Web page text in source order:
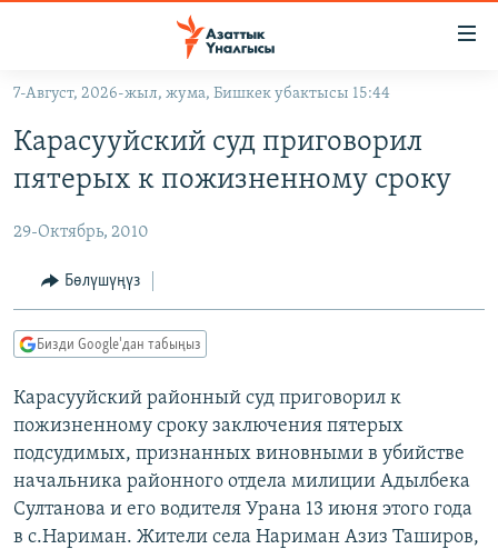
Навигацияга
өтүңүз
Издөөгө
салыңыз
КЫРГЫЗСТАН
КЫРГЫЗСТАН
САЯСАТ
ЭКОНОМИКА
ДҮЙНӨ
ДҮЙНӨ
БОРБОР АЗИЯ
УКРАИНА
АТАЙЫН ИЛИКТӨӨ
БҮГҮН АЗАТТЫКТА
ЭКСПЕРТТЕР ТАЛДАЙТ
БИЗ ЖАНА ДҮЙНӨ
ДАНИСТЕ
ЭЖЕ-СИҢДИЛЕР
ПОДКАСТ
ӨЗГӨЧӨ ПИКИР
Русский
ОНЛАЙН ШЕРИНЕ
7-Август, 2026-жыл, жума, Бишкек убактысы 15:44
Карасууйский суд приговорил
пятерых к пожизненному сроку
29-Октябрь, 2010
Бөлүшүңүз
Бизди Google'дан табыңыз
Карасууйский районный суд приговорил к
пожизненному сроку заключения пятерых
подсудимых, признанных виновными в убийстве
начальника районного отдела милиции Адылбека
Султанова и его водителя Урана 13 июня этого года
в с.Нариман. Жители села Нариман Азиз Таширов,